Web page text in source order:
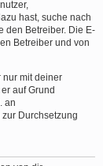
hast, suche nach
den Betreiber. Die E-
Betreiber und von
nur mit deiner
auf Grund
an
Durchsetzung